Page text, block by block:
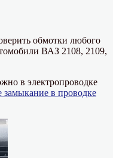
обмотки любого
ВАЗ 2108, 2109,
в электропроводке
замыкание в проводке